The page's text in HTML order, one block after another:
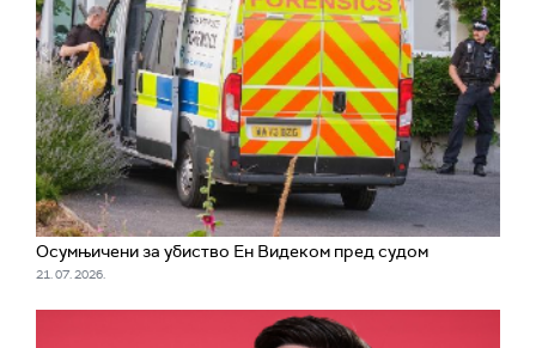
Осумњичени за убиство Ен Видеком пред судом
21. 07. 2026.